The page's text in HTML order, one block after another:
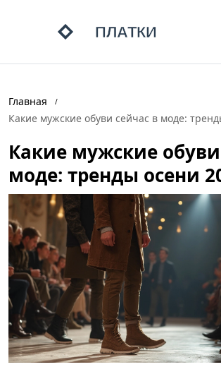
Главная
Какие мужские обуви сейчас в моде:
Какие мужские
моде: тренды осени